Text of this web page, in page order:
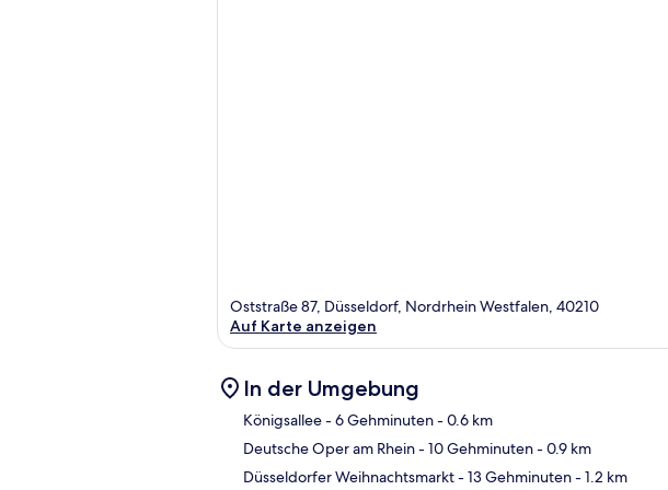
Oststraße 87, Düsseldorf, Nordrhein Westfalen, 40210
Auf Karte anzeigen
In der Umgebung
Königsallee- 6 Gehminuten- 0.6 km
Deutsche Oper am Rhein- 10 Gehminuten- 0.9 km
Düsseldorfer Weihnachtsmarkt- 13 Gehminuten- 1.2 km